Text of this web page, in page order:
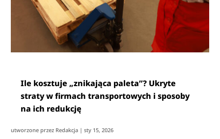
Ile kosztuje „znikająca paleta”? Ukryte
straty w firmach transportowych i sposoby
na ich redukcję
utworzone przez Redakcja |sty 15, 2026